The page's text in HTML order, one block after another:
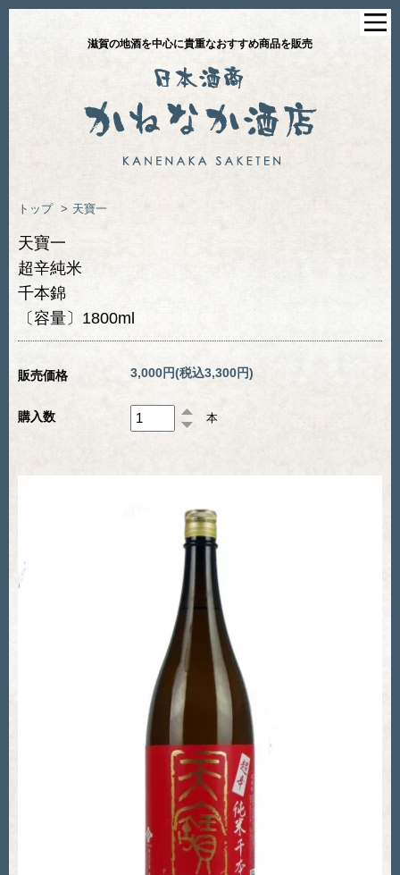
滋賀の地酒を中心に貴重なおすすめ商品を販売
トップ > 天寶一
天寶一
超辛純米
千本錦
〔容量〕1800ml
販売価格 3,000円(税込3,300円)
購入数 本